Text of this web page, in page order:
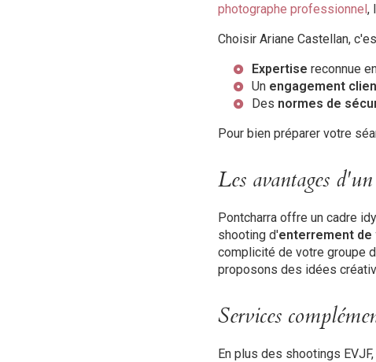
photographe professionnel,
Choisir Ariane Castellan,
Expertise reconnue
Un engagement
Des normes de
Pour bien préparer votre
Les avantages
Pontcharra offre un cadre
shooting d'enterrement de
complicité de votre groupe
proposons des idées
Services
En plus des shootings